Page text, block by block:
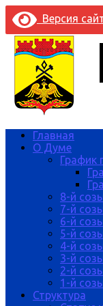
Версия
Главная
О Думе
График
8-й
7-й
6-й
5-й
4-й
3-й
2-й
1-й
Структура